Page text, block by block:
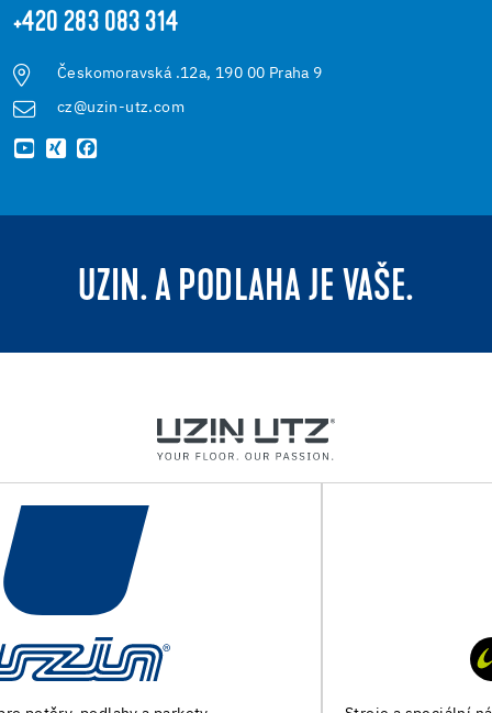
+420 283 083 314
Českomoravská .12a, 190 00 Praha 9
cz@uzin-utz.com
UZIN. A PODLAHA JE VAŠE.